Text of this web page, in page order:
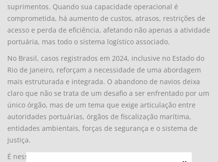
suprimentos. Quando sua capacidade operacional é
comprometida, há aumento de custos, atrasos, restrições de
acesso e perda de eficiência, afetando não apenas a atividade
portuária, mas todo o sistema logístico associado.
No Brasil, casos registrados em 2024, inclusive no Estado do
Rio de Janeiro, reforçam a necessidade de uma abordagem
mais estruturada e integrada. O abandono de navios deixa
claro que não se trata de um desafio a ser enfrentado por um
único órgão, mas de um tema que exige articulação entre
autoridades portuárias, órgãos de fiscalização marítima,
entidades ambientais, forças de segurança e o sistema de
justiça.
É nesse contexto que iniciativas como o programa